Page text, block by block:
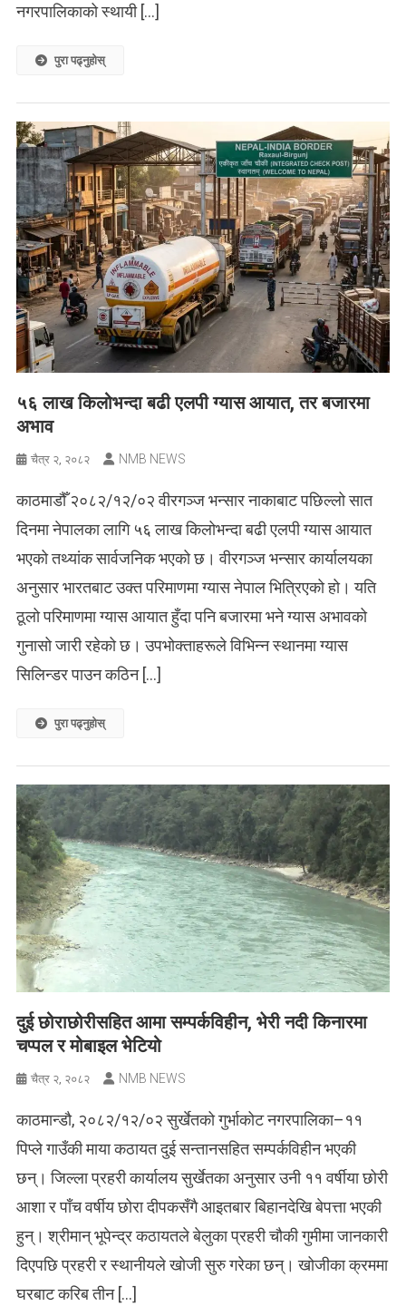
नगरपालिकाको स्थायी […]
पुरा पढ्नुहोस्
५६ लाख किलोभन्दा बढी एलपी ग्यास आयात, तर बजारमा
अभाव
चैत्र २, २०८२ NMB NEWS
काठमाडौँ २०८२/१२/०२ वीरगञ्ज भन्सार नाकाबाट पछिल्लो सात
दिनमा नेपालका लागि ५६ लाख किलोभन्दा बढी एलपी ग्यास आयात
भएको तथ्यांक सार्वजनिक भएको छ। वीरगञ्ज भन्सार कार्यालयका
अनुसार भारतबाट उक्त परिमाणमा ग्यास नेपाल भित्रिएको हो। यति
ठूलो परिमाणमा ग्यास आयात हुँदा पनि बजारमा भने ग्यास अभावको
गुनासो जारी रहेको छ। उपभोक्ताहरूले विभिन्न स्थानमा ग्यास
सिलिन्डर पाउन कठिन […]
पुरा पढ्नुहोस्
दुई छोराछोरीसहित आमा सम्पर्कविहीन, भेरी नदी किनारमा
चप्पल र मोबाइल भेटियो
चैत्र २, २०८२ NMB NEWS
काठमान्डौ, २०८२/१२/०२ सुर्खेतको गुर्भाकोट नगरपालिका–११
पिप्ले गाउँकी माया कठायत दुई सन्तानसहित सम्पर्कविहीन भएकी
छन्। जिल्ला प्रहरी कार्यालय सुर्खेतका अनुसार उनी ११ वर्षीया छोरी
आशा र पाँच वर्षीय छोरा दीपकसँगै आइतबार बिहानदेखि बेपत्ता भएकी
हुन्। श्रीमान् भूपेन्द्र कठायतले बेलुका प्रहरी चौकी गुमीमा जानकारी
दिएपछि प्रहरी र स्थानीयले खोजी सुरु गरेका छन्। खोजीका क्रममा
घरबाट करिब तीन […]